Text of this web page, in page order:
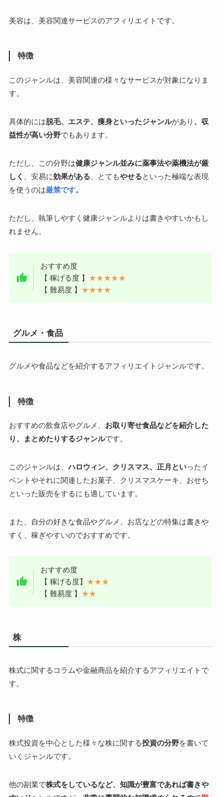
美容は、美容関連サービスのアフィリエイトです。
特徴
このジャンルは、美容関連の様々なサービスが対象になりま
す。
具体的には脱毛、エステ、痩身といったジャンルがあり 、収
益性が高い分野でもあります。
ただし、この分野は健康ジャンル並みに薬事法や薬機法が厳
しく
、安易に効果がある 、とてもやせるといった極端な表現
を使うのは厳禁です。
ただし、執筆しやすく健康ジャンルよりは書きやすいかもし
れません。
おすすめ度
【 稼げる度 】 ★★★★★
【 難易度 】 ★★★★
グルメ・食品
グルメや食品などを紹介するアフィリエイトジャンルです。
特徴
おすすめの飲食店やグルメ、 お取り寄せ食品などを紹介した
り、まとめたりするジャンルです。
このジャンルは、ハロウィン、クリスマス、正月といったイ
ベントやそれに関連したお菓子、クリスマスケーキ、おせち
といった販売をするにも適しています。
また、自分の好きな食品やグルメ、お店などの特集は書きや
すく、稼ぎやすいのでおすすめです。
おすすめ度
【 稼げる度】 ★★★
【 難易度 】 ★★
株
株式に関するコラムや金融商品を紹介するアフィリエイトで
す。
特徴
株式投資を中心とした様々な株に関する投資の分野を書いて
いくジャンルです。
他の副業で株式をしているなど、知識が豊富であれば書きや